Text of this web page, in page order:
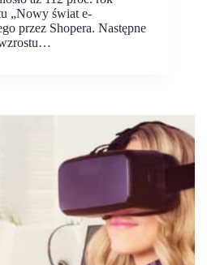
„Nowy świat e-
przez Shopera. Następne